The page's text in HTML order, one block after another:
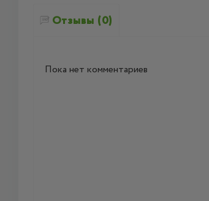
Отзывы (0)
Пока нет комментариев